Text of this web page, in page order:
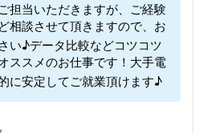
担当いただきますが、ご経験
相談させて頂きますので、お
い♪データ比較などコツコツ
ススメのお仕事です！大手電
に安定してご就業頂けます♪